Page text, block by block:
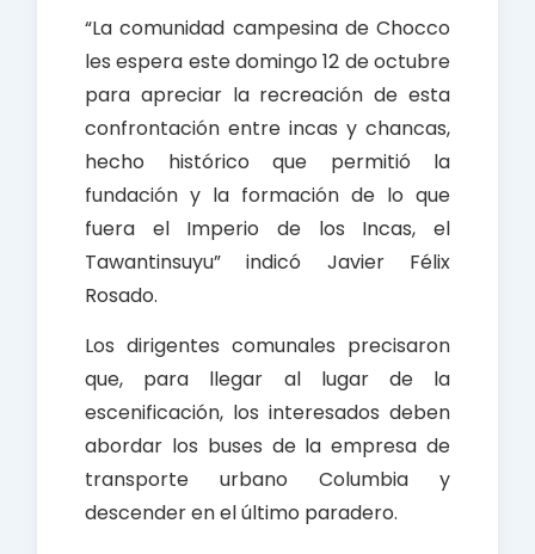
“La comunidad campesina de Chocco
les espera este domingo 12 de octubre
para apreciar la recreación de esta
confrontación entre incas y chancas,
hecho histórico que permitió la
fundación y la formación de lo que
fuera el Imperio de los Incas, el
Tawantinsuyu” indicó Javier Félix
Rosado.
Los dirigentes comunales precisaron
que, para llegar al lugar de la
escenificación, los interesados deben
abordar los buses de la empresa de
transporte urbano Columbia y
descender en el último paradero.